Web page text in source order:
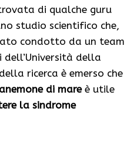
di qualche guru
studio scientifico che,
condotto da un team
della
ricerca è emerso che
anemone di mareè utile
la sindrome